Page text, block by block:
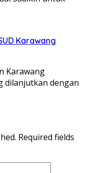
Karawang
Karawang
dilanjutkan dengan
Required fields